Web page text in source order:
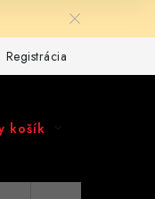
poriadok
Registrácia
košík